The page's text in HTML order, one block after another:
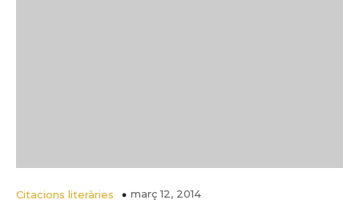
Citacions literàries març 12, 2014